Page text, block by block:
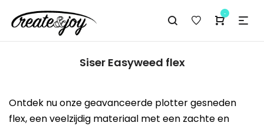
-
Siser Easyweed flex
Ontdek nu onze geavanceerde plotter gesneden
flex, een veelzijdig materiaal met een zachte en